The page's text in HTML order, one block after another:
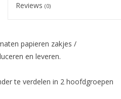
Reviews (0)
papieren zakjes /
en leveren.
te verdelen in 2 hoofdgroepen